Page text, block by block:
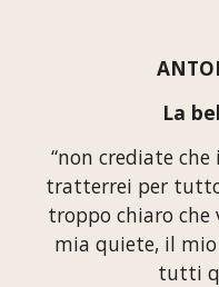
La
tratterrei per tutto
troppo chiaro
mia quiete, il
tutti